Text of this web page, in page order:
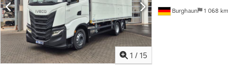
1 / 15
Burghaun 1 068 km
o